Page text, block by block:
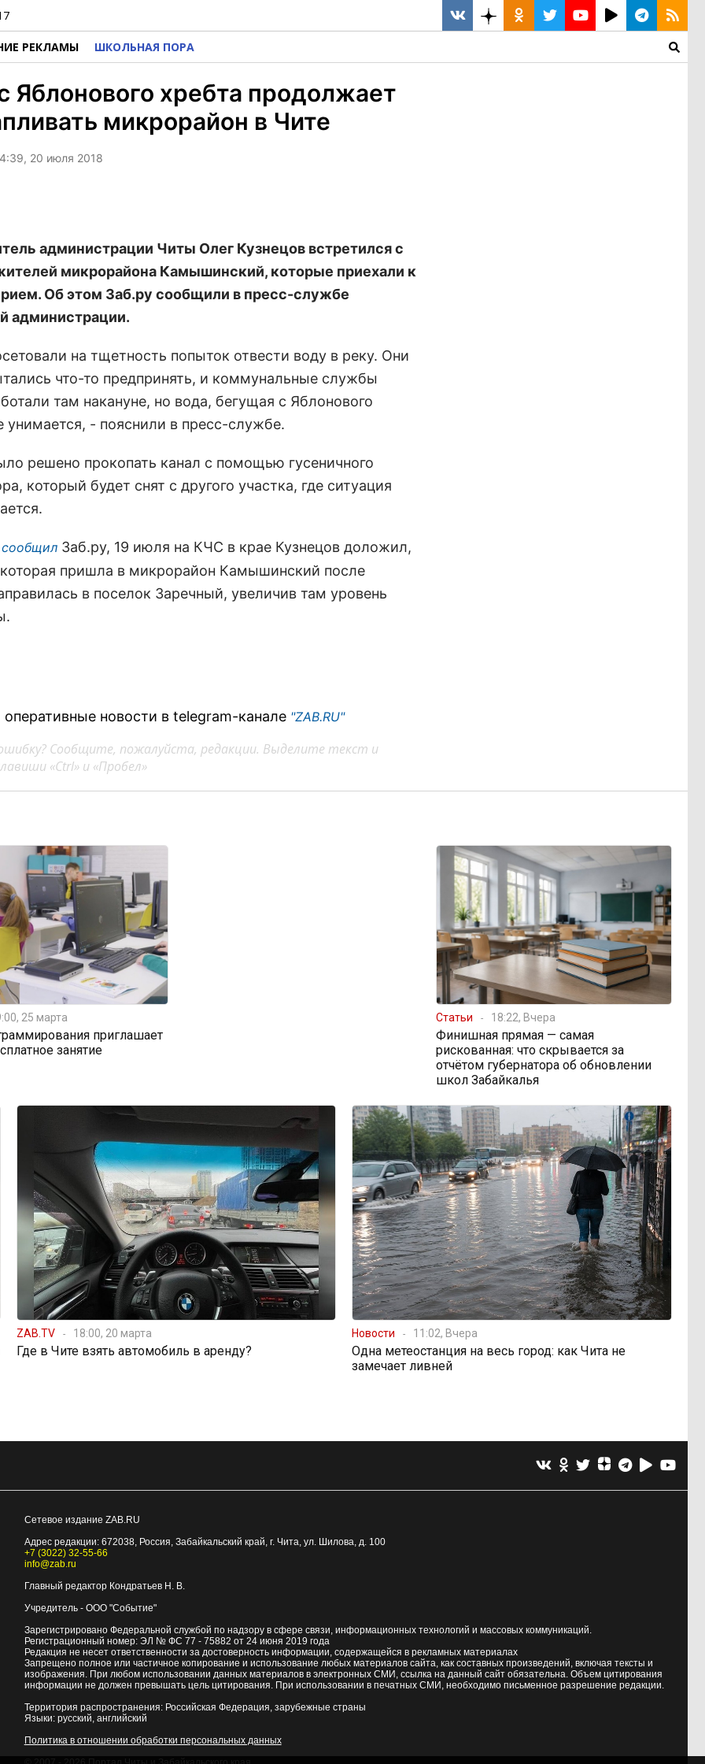
РЕКЛАМЫ ШКОЛЬНАЯ ПОРА
Яблонового хребта продолжает
микрорайон в Чите
20 июля 2018
администрации Читы Олег Кузнецов встретился с
микрорайона Камышинский, которые приехали к
Об этом Заб.ру сообщили в пресс-службе
администрации.
на тщетность попыток отвести воду в реку. Они
что-то предпринять, и коммунальные службы
там накануне, но вода, бегущая с Яблонового
унимается, - пояснили в пресс-службе.
решено прокопать канал с помощью гусеничного
который будет снят с другого участка, где ситуация
сообщил Заб.ру, 19 июля на КЧС в крае Кузнецов доложил,
которая пришла в микрорайон Камышинский после
в поселок Заречный, увеличив там уровень
новости в telegram-канале "ZAB.RU"
Сообщите, пожалуйста, редакции. Выделите текст и
«Ctrl» и «Пробел»
25 марта
приглашает
занятие
Статьи 18:22, Вчера
Финишная прямая — самая
рискованная: что скрывается за
отчётом губернатора об обновлении
школ Забайкалья
ZAB.TV 18:00, 20 марта
Где в Чите взять автомобиль в аренду?
Новости 11:02, Вчера
Одна метеостанция на весь город: как Чита не
замечает ливней
Сетевое издание ZAB.RU
Адрес редакции: 672038, Россия, Забайкальский край, г. Чита, ул. Шилова, д. 100
+7 (3022) 32-55-66
info@zab.ru
Главный редактор Кондратьев Н. В.
Учредитель - ООО "Событие"
Зарегистрировано Федеральной службой по надзору в сфере связи, информационных технологий и массовых коммуникаций.
Регистрационный номер: ЭЛ № ФС 77 - 75882 от 24 июня 2019 года
Редакция не несет ответственности за достоверность информации, содержащейся в рекламных материалах
Запрещено полное или частичное копирование и использование любых материалов сайта, как составных произведений, включая тексты и
изображения. При любом использовании данных материалов в электронных СМИ, ссылка на данный сайт обязательна. Объем цитирования
информации не должен превышать цель цитирования. При использовании в печатных СМИ, необходимо письменное разрешение редакции.
Территория распространения: Российская Федерация, зарубежные страны
Языки: русский, английский
Политика в отношении обработки персональных данных